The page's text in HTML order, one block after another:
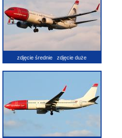
zdjęcie średnie zdjęcie duże